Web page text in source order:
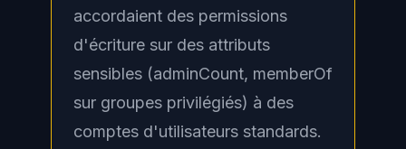
accordaient des permissions
d'écriture sur des attributs
sensibles (adminCount, memberOf
sur groupes privilégiés) à des
comptes d'utilisateurs standards.